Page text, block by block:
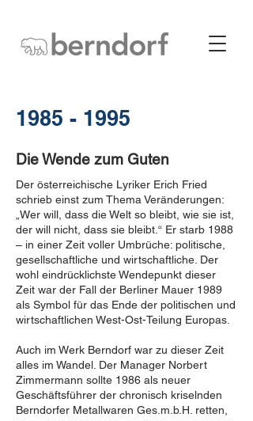
1985 - 1995
Die Wende zum Guten
Der österreichische Lyriker Erich Fried
schrieb einst zum Thema Veränderungen:
„Wer will, dass die Welt so bleibt, wie sie ist,
der will nicht, dass sie bleibt.“ Er starb 1988
– in einer Zeit voller Umbrüche: politische,
gesellschaftliche und wirtschaftliche. Der
wohl eindrücklichste Wendepunkt dieser
Zeit war der Fall der Berliner Mauer 1989
als Symbol für das Ende der politischen und
wirtschaftlichen West-Ost-Teilung Europas.
Auch im Werk Berndorf war zu dieser Zeit
alles im Wandel. Der Manager Norbert
Zimmermann sollte 1986 als neuer
Geschäftsführer der chronisch kriselnden
Berndorfer Metallwaren Ges.m.b.H. retten,